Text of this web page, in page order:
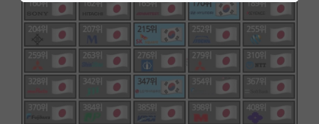
연구실(PI) 홍보 게시판
석박사 채용 정보 게시판
임용 정보 게시판
학부 인턴 게시판